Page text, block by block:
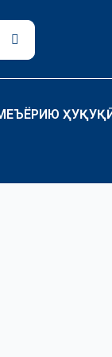
Поиск
ҲУҚУҚӢ